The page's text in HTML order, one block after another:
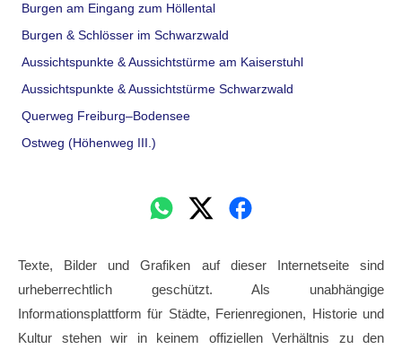
Burgen am Eingang zum Höllental
Burgen & Schlösser im Schwarzwald
Aussichtspunkte & Aussichtstürme am Kaiserstuhl
Aussichtspunkte & Aussichtstürme Schwarzwald
Querweg Freiburg–Bodensee
Ostweg (Höhenweg III.)
Texte, Bilder und Grafiken auf dieser Internetseite sind
urheberrechtlich geschützt. Als unabhängige
Informationsplattform für Städte, Ferienregionen, Historie und
Kultur stehen wir in keinem offiziellen Verhältnis zu den